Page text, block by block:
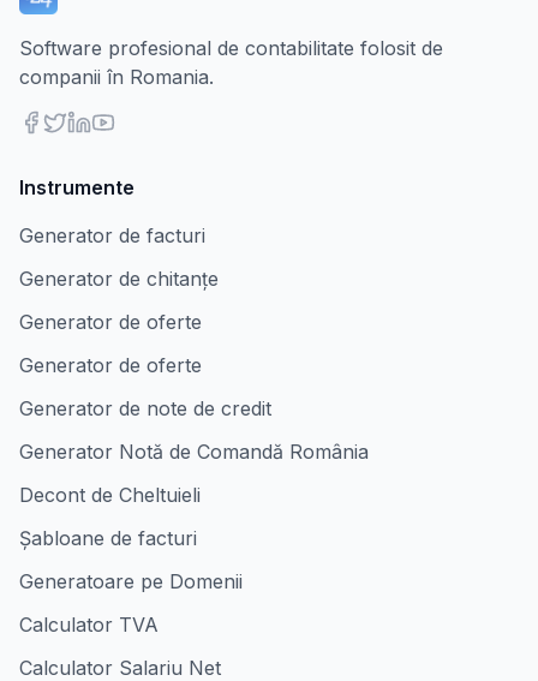
Software profesional de contabilitate folosit de
companii în Romania.
Instrumente
Generator de facturi
Generator de chitanțe
Generator de oferte
Generator de oferte
Generator de note de credit
Generator Notă de Comandă România
Decont de Cheltuieli
Șabloane de facturi
Generatoare pe Domenii
Calculator TVA
Calculator Salariu Net